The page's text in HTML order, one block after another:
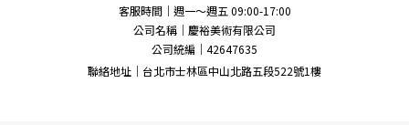
客服時間｜週一～週五 09:00-17:00
公司名稱｜慶裕美術有限公司
公司統編｜42647635
聯絡地址｜台北市士林區中山北路五段522號1樓